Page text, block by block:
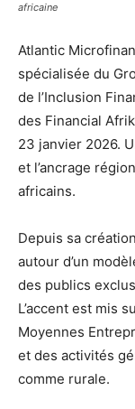
africaine
Atlantic
spécialisée du
de l’Inclusion
des Financial
23 janvier 2026.
et l’ancrage
africains.
Depuis sa
autour d’un
des publics
L’accent est mis
Moyennes
et des activités
comme rurale.